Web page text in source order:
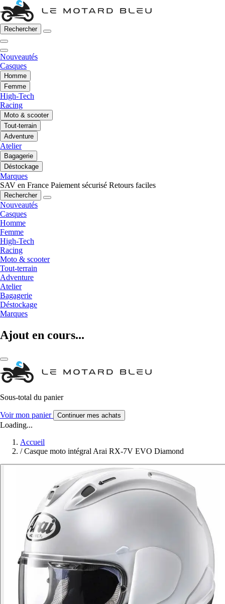
Rechercher
Nouveautés
Casques
Homme
Femme
High-Tech
Racing
Moto & scooter
Tout-terrain
Adventure
Atelier
Bagagerie
Déstockage
Marques
SAV en France Paiement sécurisé Retours faciles
Rechercher
Nouveautés
Casques
Homme
Femme
High-Tech
Racing
Moto & scooter
Tout-terrain
Adventure
Atelier
Bagagerie
Déstockage
Marques
Ajout en cours...
Sous-total du panier
Voir mon panier Continuer mes achats
Loading...
Accueil
/ Casque moto intégral Arai RX-7V EVO Diamond